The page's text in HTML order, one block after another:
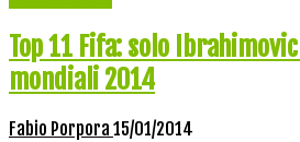
Top 11 Fifa: solo
mondiali 2014
Fabio Porpora 15/01/2014